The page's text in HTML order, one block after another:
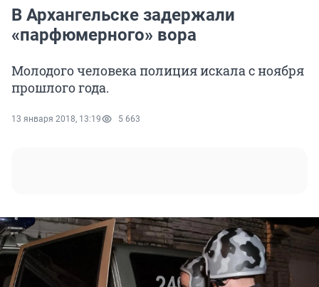
В Архангельске задержали
«парфюмерного» вора
Молодого человека полиция искала с ноября
прошлого года.
13 января 2018, 13:19 5 663